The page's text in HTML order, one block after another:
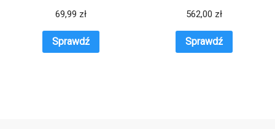
69,99 zł
Sprawdź
562,00 zł
Sprawdź